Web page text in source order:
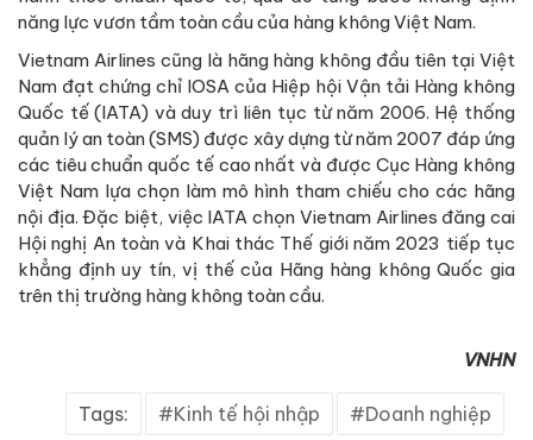
năng lực vươn tầm toàn cầu của hàng không Việt Nam.
Vietnam Airlines cũng là hãng hàng không đầu tiên tại Việt
Nam đạt chứng chỉ IOSA của Hiệp hội Vận tải Hàng không
Quốc tế (IATA) và duy trì liên tục từ năm 2006. Hệ thống
quản lý an toàn (SMS) được xây dựng từ năm 2007 đáp ứng
các tiêu chuẩn quốc tế cao nhất và được Cục Hàng không
Việt Nam lựa chọn làm mô hình tham chiếu cho các hãng
nội địa. Đặc biệt, việc IATA chọn Vietnam Airlines đăng cai
Hội nghị An toàn và Khai thác Thế giới năm 2023 tiếp tục
khẳng định uy tín, vị thế của Hãng hàng không Quốc gia
trên thị trường hàng không toàn cầu.
VNHN
Tags: Kinh tế hội nhập Doanh nghiệp